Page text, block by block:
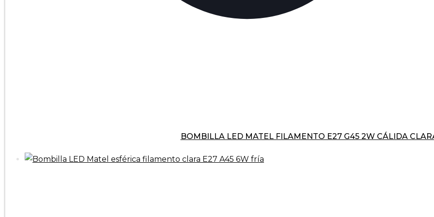
BOMBILLA LED MATEL FILAMENTO E27 G45 2W CÁLIDA